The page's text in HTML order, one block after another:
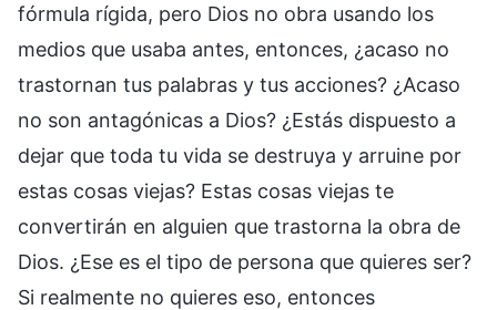
fórmula rígida, pero Dios no obra usando los
medios que usaba antes, entonces, ¿acaso no
trastornan tus palabras y tus acciones? ¿Acaso
no son antagónicas a Dios? ¿Estás dispuesto a
dejar que toda tu vida se destruya y arruine por
estas cosas viejas? Estas cosas viejas te
convertirán en alguien que trastorna la obra de
Dios. ¿Ese es el tipo de persona que quieres ser?
Si realmente no quieres eso, entonces